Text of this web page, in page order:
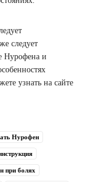
следует
Нурофена и
узнать на сайте
Нурофен
при болях